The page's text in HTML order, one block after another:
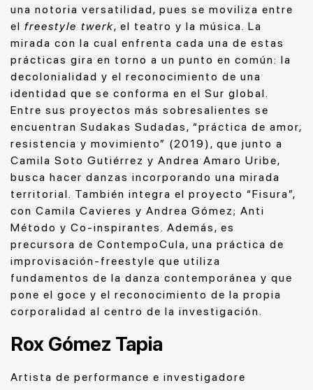
una notoria versatilidad, pues se moviliza entre
el freestyle twerk, el teatro y la música. La
mirada con la cual enfrenta cada una de estas
prácticas gira en torno a un punto en común: la
decolonialidad y el reconocimiento de una
identidad que se conforma en el Sur global.
Entre sus proyectos más sobresalientes se
encuentran Sudakas Sudadas, “práctica de amor,
resistencia y movimiento” (2019), que junto a
Camila Soto Gutiérrez y Andrea Amaro Uribe,
busca hacer danzas incorporando una mirada
territorial. También integra el proyecto “Fisura”,
con Camila Cavieres y Andrea Gómez; Anti
Método y Co-inspirantes. Además, es
precursora de ContempoCula, una práctica de
improvisación-freestyle que utiliza
fundamentos de la danza contemporánea y que
pone el goce y el reconocimiento de la propia
corporalidad al centro de la investigación.
Rox Gómez Tapia
Artista de performance e investigadore